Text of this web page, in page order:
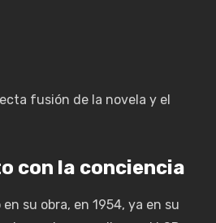
fusión de la novela y el
con la conciencia
su obra, en 1954, ya en su